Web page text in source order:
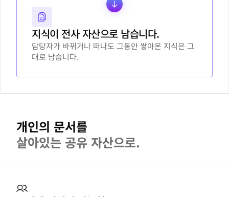
지식이 전사 자산으로 남습니다.
담당자가 바뀌거나 떠나도 그동안 쌓아온 지식은 그
대로 남습니다.
개인의 문서를
살아있는 공유 자산으로.